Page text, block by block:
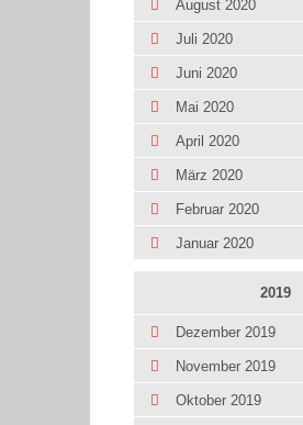
August 2020
Juli 2020
Juni 2020
Mai 2020
April 2020
März 2020
Februar 2020
Januar 2020
2019
Dezember 2019
November 2019
Oktober 2019